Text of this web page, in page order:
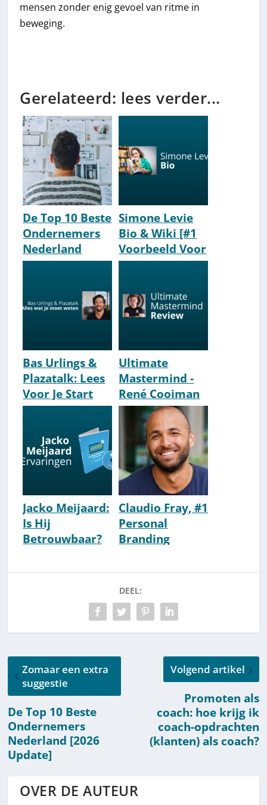
mensen zonder enig gevoel van ritme in
beweging.
Gerelateerd: lees verder...
De Top 10 Beste
Ondernemers
Nederland
[2026 Update]
Simone Levie
Bio & Wiki [#1
Voorbeeld Voor
Vrouwelijke
Bas Urlings &
Plazatalk: Lees
Voor Je Start
[Review &
Ultimate
Mastermind -
René Cooiman
[Review &
Ervaringen]
[2026]
Jacko Meijaard:
Is Hij
Betrouwbaar?
Claudio Fray, #1
Personal
Branding
[Bio]
DEEL:
Zomaar een extra
suggestie
De Top 10 Beste
Ondernemers
Nederland [2026
Update]
Volgend artikel
Promoten als
coach: hoe krijg ik
coach-opdrachten
(klanten) als coach?
OVER DE AUTEUR